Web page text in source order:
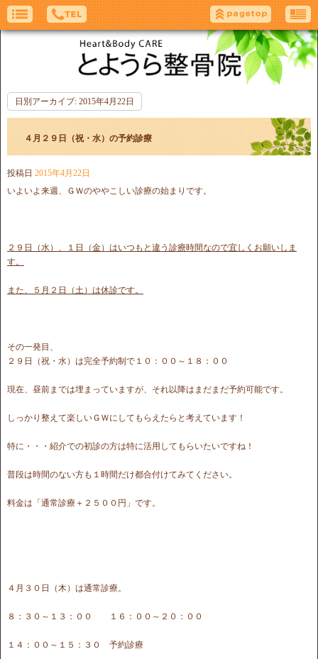
日別アーカイブ: 2015年4月22日
４月２９日（祝・水）の予約診療
投稿日 2015年4月22日
いよいよ来週、ＧＷのややこしい診療の始まりです。
２９日（水）、１日（金）はいつもと違う診療時間なので宜しくお願いしま
す。
また、５月２日（土）は休診です。
その一発目、
２９日（祝・水）は完全予約制で１０：００～１８：００
現在、昼前までは埋まっていますが、それ以降はまだまだ予約可能です。
しっかり整えて楽しいＧＷにしてもらえたらと考えています！
特に・・・紹介での初診の方は特に活用してもらいたいですね！
普段は時間のない方も１時間だけ都合付けてみてください。
料金は「通常診療＋２５００円」です。
４月３０日（木）は通常診療。
８：３０～１３：００ １６：００～２０：００
１４：００～１５：３０ 予約診療